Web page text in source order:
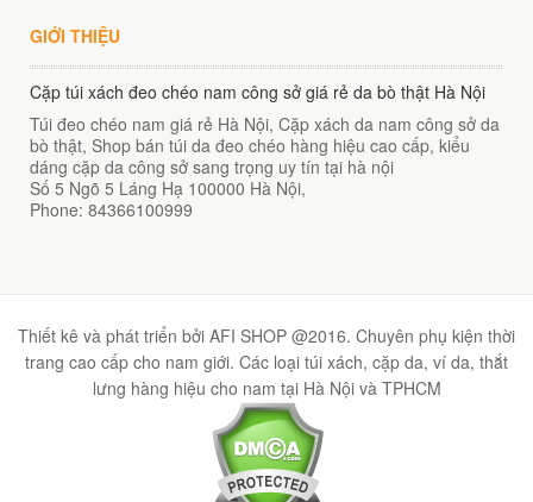
GIỚI THIỆU
Cặp túi xách đeo chéo nam công sở giá rẻ da bò thật Hà Nội
Túi đeo chéo nam giá rẻ Hà Nội, Cặp xách da nam công sở da
bò thật, Shop bán túi da đeo chéo hàng hiệu cao cấp, kiểu
dáng cặp da công sở sang trọng uy tín tại hà nội
Số 5 Ngõ 5 Láng Hạ 100000 Hà Nội,
Phone: 84366100999
Thiết kê và phát triển bởi AFI SHOP @2016. Chuyên phụ kiện thời
trang cao cấp cho nam giới. Các loại túi xách, cặp da, ví da, thắt
lưng hàng hiệu cho nam tại Hà Nội và TPHCM